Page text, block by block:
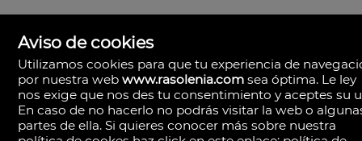
Aviso de cookies
Utilizamos cookies para que tu experiencia de
por nuestra webwww.rasolenia.com sea óptima. Le ley
nos exige que nos des tu consentimiento y aceptes su
En caso de no hacerlo no podrás visitar la web o
partes de ella. Si quieres conocer más sobre nuestra